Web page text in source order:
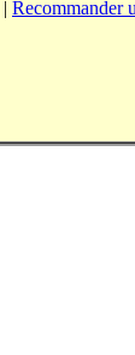
| Recommander